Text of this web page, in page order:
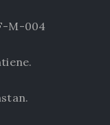
M-004